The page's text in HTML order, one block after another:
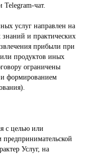
Telegram-чат.
услуг направлен на
знаний и практических
прибыли при
продуктов иных
ограничены
и формированием
с целью или
Услуг, на